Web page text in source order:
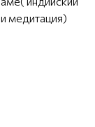
медитация)